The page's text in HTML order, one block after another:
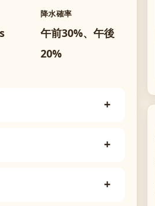
降水確率
午前30%、午後
20%